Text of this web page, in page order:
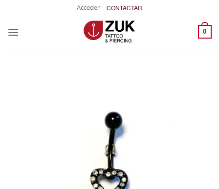
contenido
Acceder CONTACTAR
0